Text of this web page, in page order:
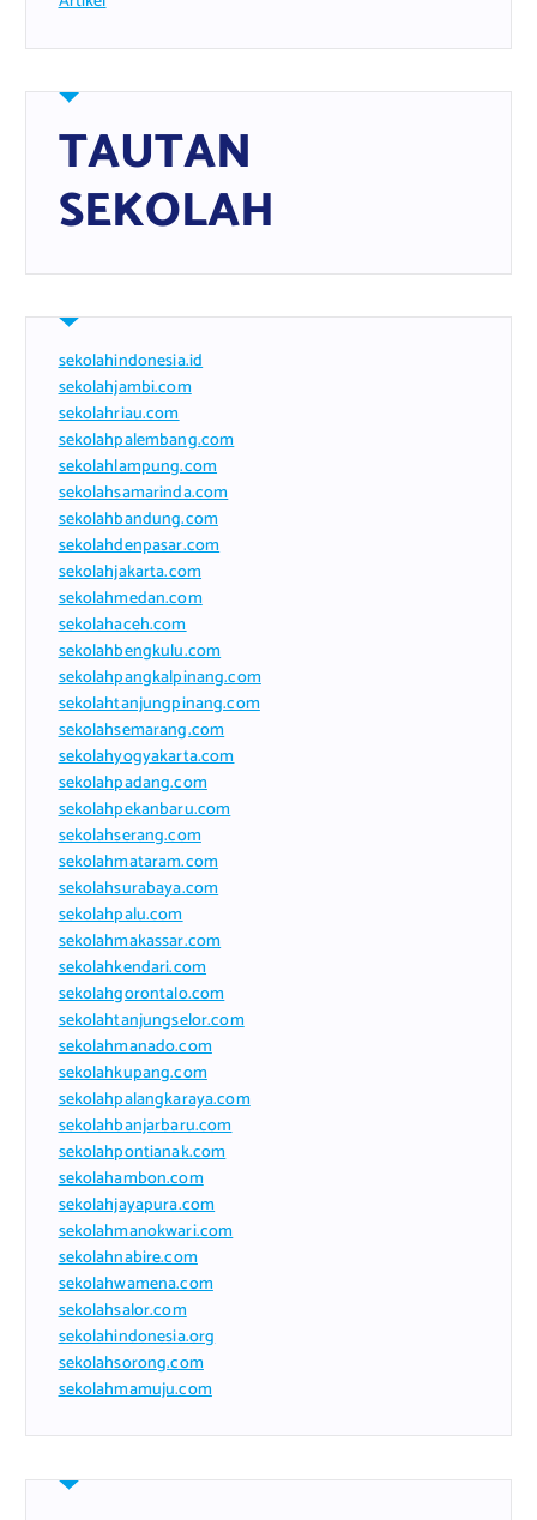
TAUTAN
SEKOLAH
sekolahindonesia.id
sekolahjambi.com
sekolahriau.com
sekolahpalembang.com
sekolahlampung.com
sekolahsamarinda.com
sekolahbandung.com
sekolahdenpasar.com
sekolahjakarta.com
sekolahmedan.com
sekolahaceh.com
sekolahbengkulu.com
sekolahpangkalpinang.com
sekolahtanjungpinang.com
sekolahsemarang.com
sekolahyogyakarta.com
sekolahpadang.com
sekolahpekanbaru.com
sekolahserang.com
sekolahmataram.com
sekolahsurabaya.com
sekolahpalu.com
sekolahmakassar.com
sekolahkendari.com
sekolahgorontalo.com
sekolahtanjungselor.com
sekolahmanado.com
sekolahkupang.com
sekolahpalangkaraya.com
sekolahbanjarbaru.com
sekolahpontianak.com
sekolahambon.com
sekolahjayapura.com
sekolahmanokwari.com
sekolahnabire.com
sekolahwamena.com
sekolahsalor.com
sekolahindonesia.org
sekolahsorong.com
sekolahmamuju.com